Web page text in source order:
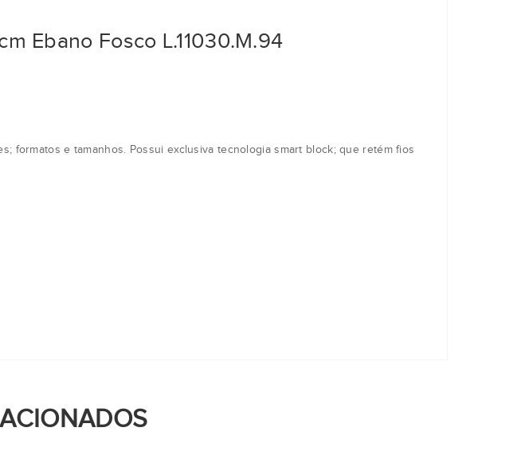
Ebano Fosco L.11030.M.94
formatos e tamanhos. Possui exclusiva tecnologia smart block; que retém fios